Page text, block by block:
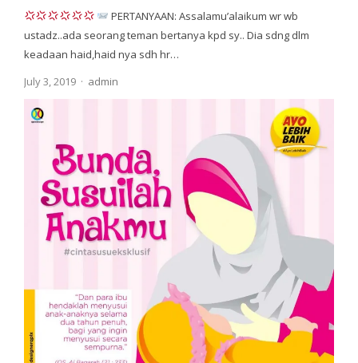
PERTANYAAN: Assalamu’alaikum wr wb
ustadz..ada seorang teman bertanya kpd sy.. Dia sdng dlm
keadaan haid,haid nya sdh hr…
July 3, 2019
Author
admin